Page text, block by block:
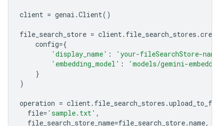
client = genai .Client()
file_search_store = client. file_search_stores .
config={
'display_name' :
'your-fileSearchStore-
'embedding_model' :
'models/gemini-
}
)
operation = client. file_search_stores .
file= 'sample.txt' ,
file_search_store_name=file_search_store.name,